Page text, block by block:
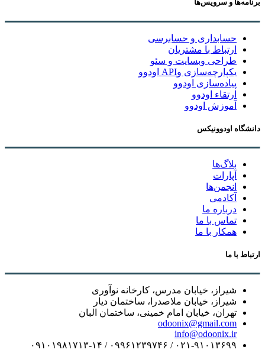
برنامه‌ها و سرویس‌ها
حسابداری و حسابرسی
ارتباط با مشتریان
طراحی وبسایت و سئو
یکپارچه‌سازی وAPI اودوو
پیاده‌سازی اودوو
ارتقاء اودوو
آموزش اودوو
دانشگاه اودوونیکس
بلاگ‌ها
آپارات
انجمن‌ها
آکادمی
درباره ما
تماس با ما
همکار با ما
ارتباط با ما
شیراز، خیابان مدرس، کارخانه نوآوری
شیراز، خیابان ملاصدرا، ساختمان دیار
تهران، خیابان امام خمینی، ساختمان البان
odoonix@gmail.com
info@odoonix.ir
۰۲۱-۹۱۰۱۳۶۹۹ / ۰۹۹۶۱۲۳۹۷۴۶ / ۰۹۱۰۱۹۸۱۷۱۳-۱۴